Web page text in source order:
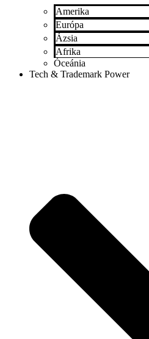
Amerika
Európa
Ázsia
Afrika
Óceánia
Tech & Trademark Power